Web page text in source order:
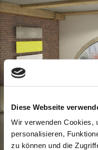
Diese Webseite
Wir verwenden Cookies,
personalisieren,
zu können und die